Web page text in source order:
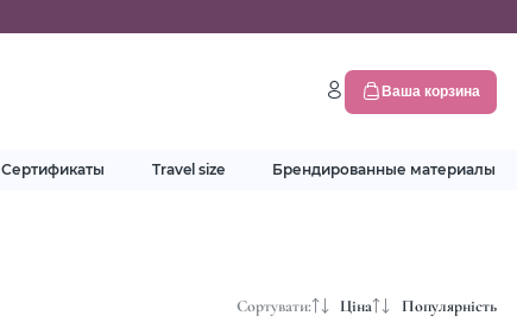
Ваша корзина
Сертификаты Travel size Брендированные материалы
Сортувати: Ціна Популярність